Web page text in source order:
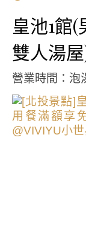
皇池1館
雙人湯
營業時間：泡